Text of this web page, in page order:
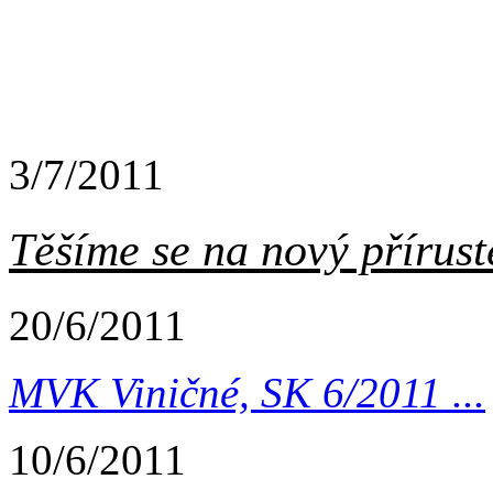
3/7/2011
Těšíme se na nový
20/6/2011
MVK Viničné, SK 6/2011 ...
10/6/2011